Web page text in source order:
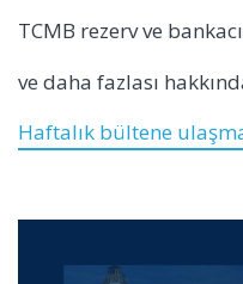
TCMB rezerv ve
ve daha fazlası
Haftalık bültene